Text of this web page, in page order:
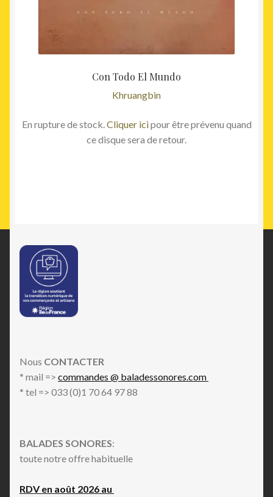
Con Todo El Mundo
Khruangbin
En rupture de stock.Cliquer icipour être prévenu quand
ce disque sera de retour.
Nous CONTACTER
* mail => commandes @ baladessonores.com
* tel => 033 (0)1 70 64 97 88
BALADES SONORES:
toute notre offre habituelle
RDV en août 2026 au